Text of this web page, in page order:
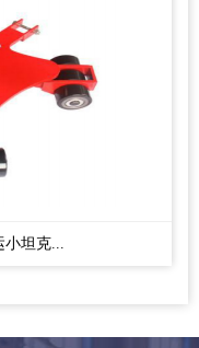
坦克...